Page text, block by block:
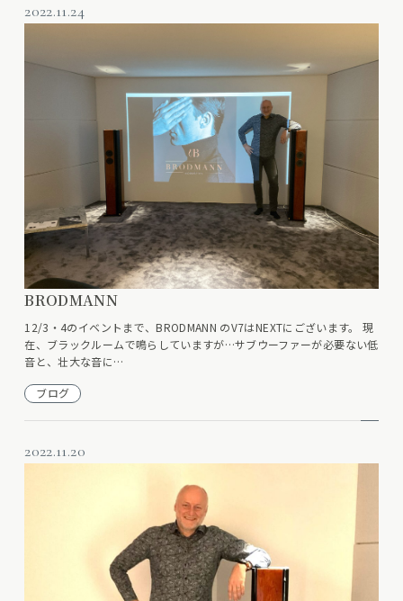
2022.11.24
BRODMANN
12/3・4のイベントまで、BRODMANN のV7はNEXTにございます。 現
在、ブラックルームで鳴らしていますが…サブウーファーが必要ない低
音と、壮大な音に…
ブログ
2022.11.20